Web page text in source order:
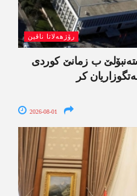
رۆژھەلاتا ناڤین
ب زمانێ کوردی
کر
2026-08-01